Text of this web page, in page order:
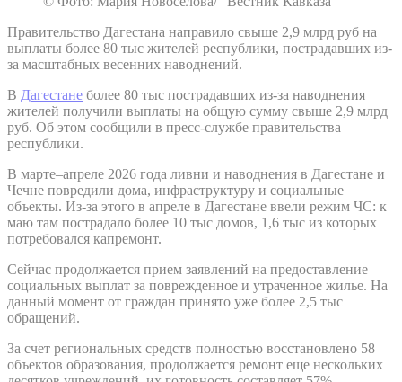
Правительство Дагестана направило свыше 2,9 млрд руб на
выплаты более 80 тыс жителей республики, пострадавших из-
за масштабных весенних наводнений.
В Дагестане более 80 тыс пострадавших из-за наводнения
жителей получили выплаты на общую сумму свыше 2,9 млрд
руб. Об этом сообщили в пресс-службе правительства
республики.
В марте–апреле 2026 года ливни и наводнения в Дагестане и
Чечне повредили дома, инфраструктуру и социальные
объекты. Из-за этого в апреле в Дагестане ввели режим ЧС: к
маю там пострадало более 10 тыс домов, 1,6 тыс из которых
потребовался капремонт.
Сейчас продолжается прием заявлений на предоставление
социальных выплат за поврежденное и утраченное жилье. На
данный момент от граждан принято уже более 2,5 тыс
обращений.
За счет региональных средств полностью восстановлено 58
объектов образования, продолжается ремонт еще нескольких